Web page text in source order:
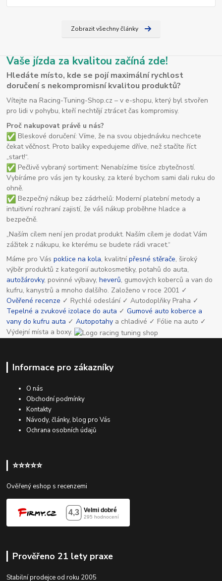
Zobrazit všechny články
Vaše jízda za kvalitou začíná zde!
Hledáte místo, kde se pojí maximální rychlost
doručení s nekompromisní kvalitou produktů?
Vítejte na Racing-Tuning-Shop.cz – v e-shopu, který byl stvořen
pro lidi v pohybu, kteří nechtějí ztrácet čas kompromisy.
Proč nakupovat právě u nás?
Bleskové doručení: Víme, že na svou objednávku nechcete
čekat věčnost. Proto balíky expedujeme dříve, než stačíte říct
„start!“.
Pečlivě vybraný sortiment: Nenabízíme tisíce zbytečností.
Vybíráme pro vás jen ty kousky, za které bychom sami dali ruku do
ohně.
Bezpečný nákup bez zádrhelů: Moderní platební metody a
intuitivní rozhraní zajistí, že váš nákup proběhne hladce a
bezpečně.
„Naším cílem není jen prodat produkt. Naším cílem je dodat Vám
zážitek z nákupu, ke kterému se budete rádi vracet.“
Máme pro Váspoklice na kola, kvalitnípřesné stěrače, široký
výběr produktů z kategorií autokosmetiky, potahů do auta,
autožárovky, povinné výbavy,heverů, gumových koberců a van do
kufru, kanystrů a mnoho dalšího. Založeno v roce 2001 ✓
Ověřené recenze ✓ Rychlé odeslání ✓ Autodoplňky Praha ✓
Tepelné a zvukové izolace do auta ✓Gumové auto koberce a
vany do kufru auta ✓Autopotahy a chladivé ✓ Fólie na auto ✓
Výdejní místa a boxy.
Informace pro zákazníky
O nás
Obchodní podmínky
Kontakty
Návody, články, blog pro Vás
Ochrana osobních údajů
⭐⭐⭐⭐⭐
Ověřený eshop s recenzemi
Prověřeno 21 lety praxe
Stabilní prodejce od roku 2005